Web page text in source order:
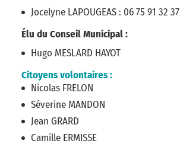
Jocelyne LAPOUGEAS : 06 75 91 32 37
Élu du Conseil Municipal :
Hugo MESLARD HAYOT
Citoyens volontaires :
Nicolas FRELON
Séverine MANDON
Jean GRARD
Camille ERMISSE